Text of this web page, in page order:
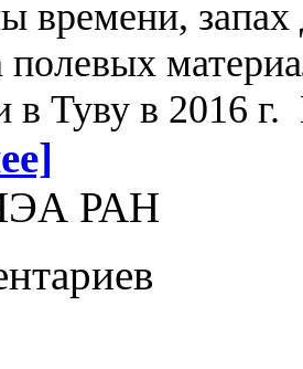
времени, запах
полевых
в Туву в 2016
РАН